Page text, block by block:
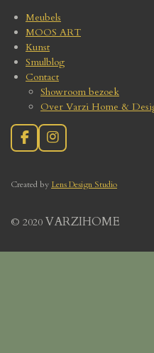
Meubels
MOOS ART
Kunst
Smulblog
Contact
Showroom bezoek
Over Varzi Home &
F
a
e
o
I
n
t
r
Created by Lens Design Studio
© 2020 VARZIHOME